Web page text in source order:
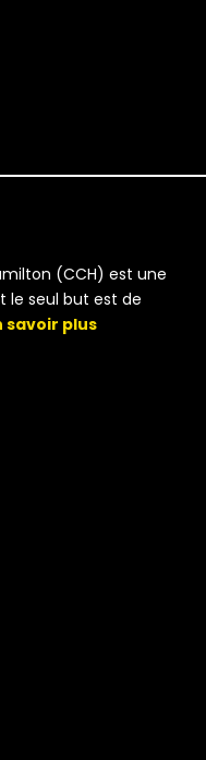
(CCH) est une
le seul but est de
savoir plus